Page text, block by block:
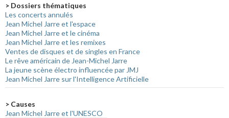
> Dossiers thématiques
Les concerts annulés
Jean Michel Jarre et l'espace
Jean Michel Jarre et le cinéma
Jean Michel Jarre et les remixes
Ventes de disques et de singles en France
Le rêve américain de Jean-Michel Jarre
La jeune scène électro influencée par JMJ
Jean Michel Jarre sur l'Intelligence Artificielle
> Causes
Jean Michel Jarre et l'UNESCO